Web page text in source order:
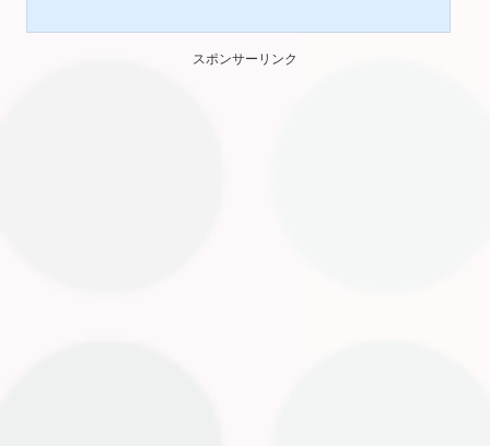
わずどのような作品にもお使いいただけます。ゲーム以外も可。 ○報告...
スポンサーリンク